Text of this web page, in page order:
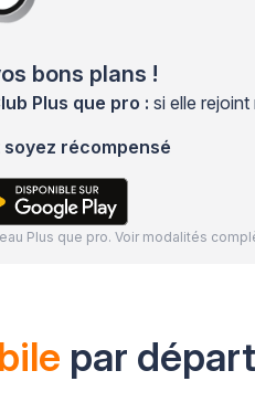
bons plans !
Plus que pro : si elle
soyez récompensé
Plus que pro. Voir modalités
par